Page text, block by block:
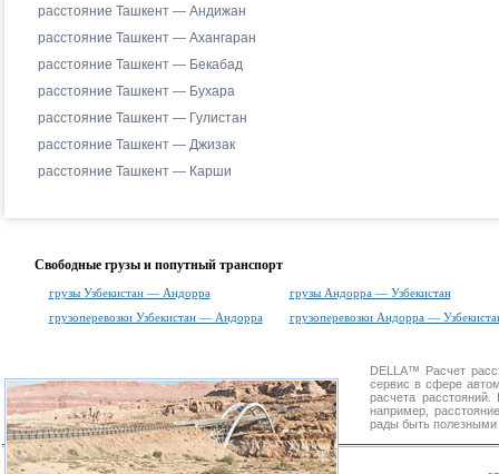
расстояние Ташкент — Андижан
расстояние Ташкент — Ахангаран
расстояние Ташкент — Бекабад
расстояние Ташкент — Бухара
расстояние Ташкент — Гулистан
расстояние Ташкент — Джизак
расстояние Ташкент — Карши
Свободные грузы и попутный транспорт
грузы Узбекистан — Андорра
грузы Андорра — Узбекистан
грузоперевозки Узбекистан — Андорра
грузоперевозки Андорра —
DELLA™ Расчет
сервис в сфере
расчета
например,
рады быть полезными